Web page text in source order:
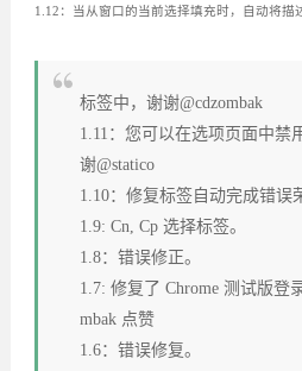
1.12：当从窗口的当前选择填充时，自动将描
标签中，谢谢@cdzombak
1.11：您可以在选项页面中禁
谢@statico
1.10：修复标签自动完成错误
1.9: Cn, Cp 选择标签。
1.8：错误修正。
1.7: 修复了 Chrome 测试版登
mbak 点赞
1.6：错误修复。